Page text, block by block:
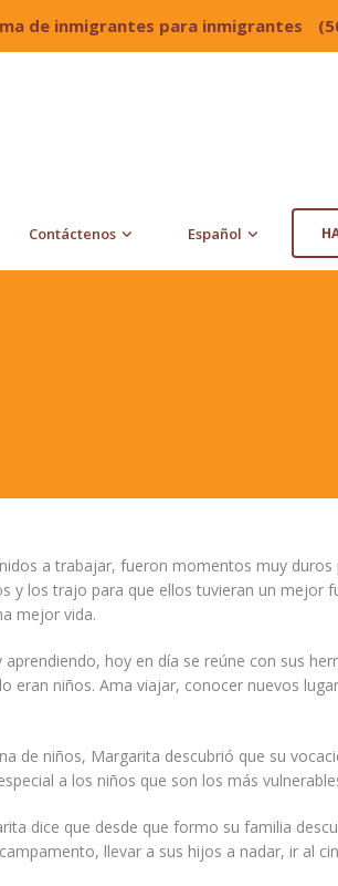
de inmigrantes para inmigrantes
Contáctenos Español
a trabajar, fueron momentos muy duros
y los trajo para que ellos tuvieran un mejor
mejor vida.
hoy en día se reúne con sus
eran niños. Ama viajar, conocer nuevos
de niños, Margarita descubrió que su
a los niños que son los más
dice que desde que formo su familia
llevar a sus hijos a nadar, ir al